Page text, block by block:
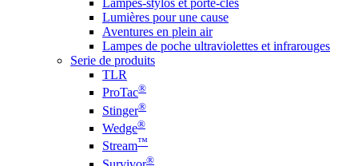
Lampes-stylos et porte-clés
Lumières pour une cause
Aventures en plein air
Lampes de poche ultraviolettes et infrarouges
Serie de produits
TLR
ProTac®
Stinger®
Wedge®
Stream™
®